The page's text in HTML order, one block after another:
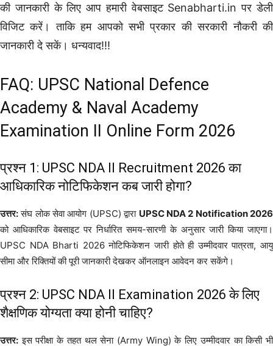
की जानकारी के लिए आप हमारी वेबसाइट Senabharti.in पर डेली
विजिट करें। ताकि हम आपको सभी प्रकार की सरकारी नौकरी की
जानकारी दे सकें। धन्यवाद!!!
FAQ: UPSC National Defence
Academy & Naval Academy
Examination II Online Form 2026
प्रश्न 1: UPSC NDA II Recruitment 2026 का
आधिकारिक नोटिफिकेशन कब जारी होगा?
उत्तर:संघ लोक सेवा आयोग (UPSC) द्वारा UPSC NDA 2 Notification 2026
को आधिकारिक वेबसाइट पर निर्धारित समय-सारणी के अनुसार जारी किया जाएगा।
UPSC NDA Bharti 2026 नोटिफिकेशन जारी होते ही उम्मीदवार पात्रता, आयु
सीमा और रिक्तियों की पूरी जानकारी देखकर ऑनलाइन आवेदन कर सकेंगे।
प्रश्न 2: UPSC NDA II Examination 2026 के लिए
शैक्षणिक योग्यता क्या होनी चाहिए?
उत्तर: इस परीक्षा के तहत थल सेना (Army Wing) के लिए उम्मीदवार का किसी भी